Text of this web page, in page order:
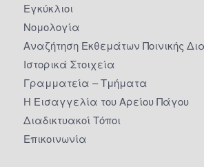
Εγκύκλιοι
Νομολογία
Αναζήτηση Εκθεμάτων Ποινικής
Ιστορικά Στοιχεία
Γραμματεία – Τμήματα
Η Εισαγγελία του Αρείου Πάγου
Διαδικτυακοί Τόποι
Επικοινωνία